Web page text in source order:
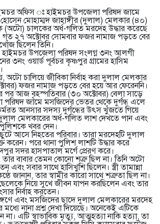
অফিস ঃ হাইমচর উপজেলা পরিষদ জামে
মোহাম্মদ জাহাঙ্গীর (দুলাল) মেলকার (৪০)
চালকের অর্ধ-গলিত মরদেহ উদ্ধার করেছে
গত ২৭ অক্টোবর সোমবার ফজর নামাজ পড়তে বের
ছিলেন তিনি।
উপজেলা পরিষদ সংলগ্ন ৩নং আলগী
৩নং ওয়ার্ড পূর্বচর কৃষ্ণপুর গ্রামের হাসিম
অটো চালিয়ে জীবিকা নির্বাহ করা দুলাল মেলকার
ফজর নামাজ পড়তে বের হয়ে আর ফেরেননি।
পর আজ বৃহস্পতিবার (৩০ অক্টোবর) বেলা সাড়ে
পরিষদ জামে মসজিদের ভেতর থেকে দুর্গন্ধ এলে
আনসার সদস্য দুর্গন্ধের উৎস খুঁজতে গিয়ে
মেলকারের অর্ধ-গলিত লাশ দেখতে পান এবং
পুলিশকে খবর দেন।
আসে নিহতের পরিবার। তারা মরদেহটি দুলাল
করেন। পরে থানা পুলিশ লাশটি উদ্ধার করে
সদর হাসপাতাল মর্গে প্রেরণ করে।
তার বাবার তেমন কোনো শত্রু ছিল না। তিনি অটো
এবং সবার সাথে হাসিখুশি ছিলেন। স্ত্রী তামান্না
জানান, তার স্বামীর কারো সাথে শত্রুতা ছিল না।
ছেলেকে নিয়ে সুখে জীবন যাপন করছিলেন এবং তার
নির্বাহ করতেন।
এবং মসজিদের ছাদে দুলাল মেলকারের মরদেহ
মধ্যে নানা প্রশ্ন দেখা দিয়েছে। অনেকেই এটিকে
না। এটি স্বাভাবিক মৃত্যু, আত্মহত্যা নাকি হত্যা, তা